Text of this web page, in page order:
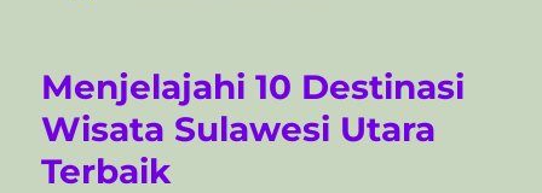
Menjelajahi 10 Destinasi
Wisata Sulawesi Utara
Terbaik